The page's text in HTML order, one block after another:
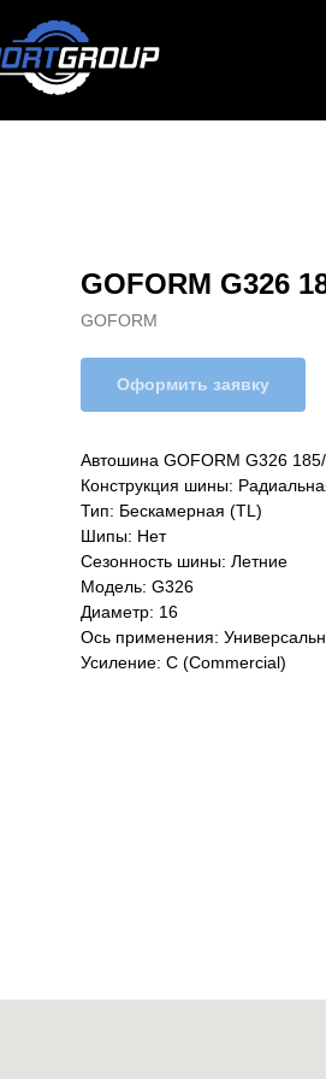
GOFORM G326
GOFORM
Оформить заявку
Автошина GOFORM G326
Конструкция шины:
Тип: Бескамерная (TL)
Шипы: Нет
Сезонность шины: Летние
Модель: G326
Диаметр: 16
Ось применения:
Усиление: C (Commercial)